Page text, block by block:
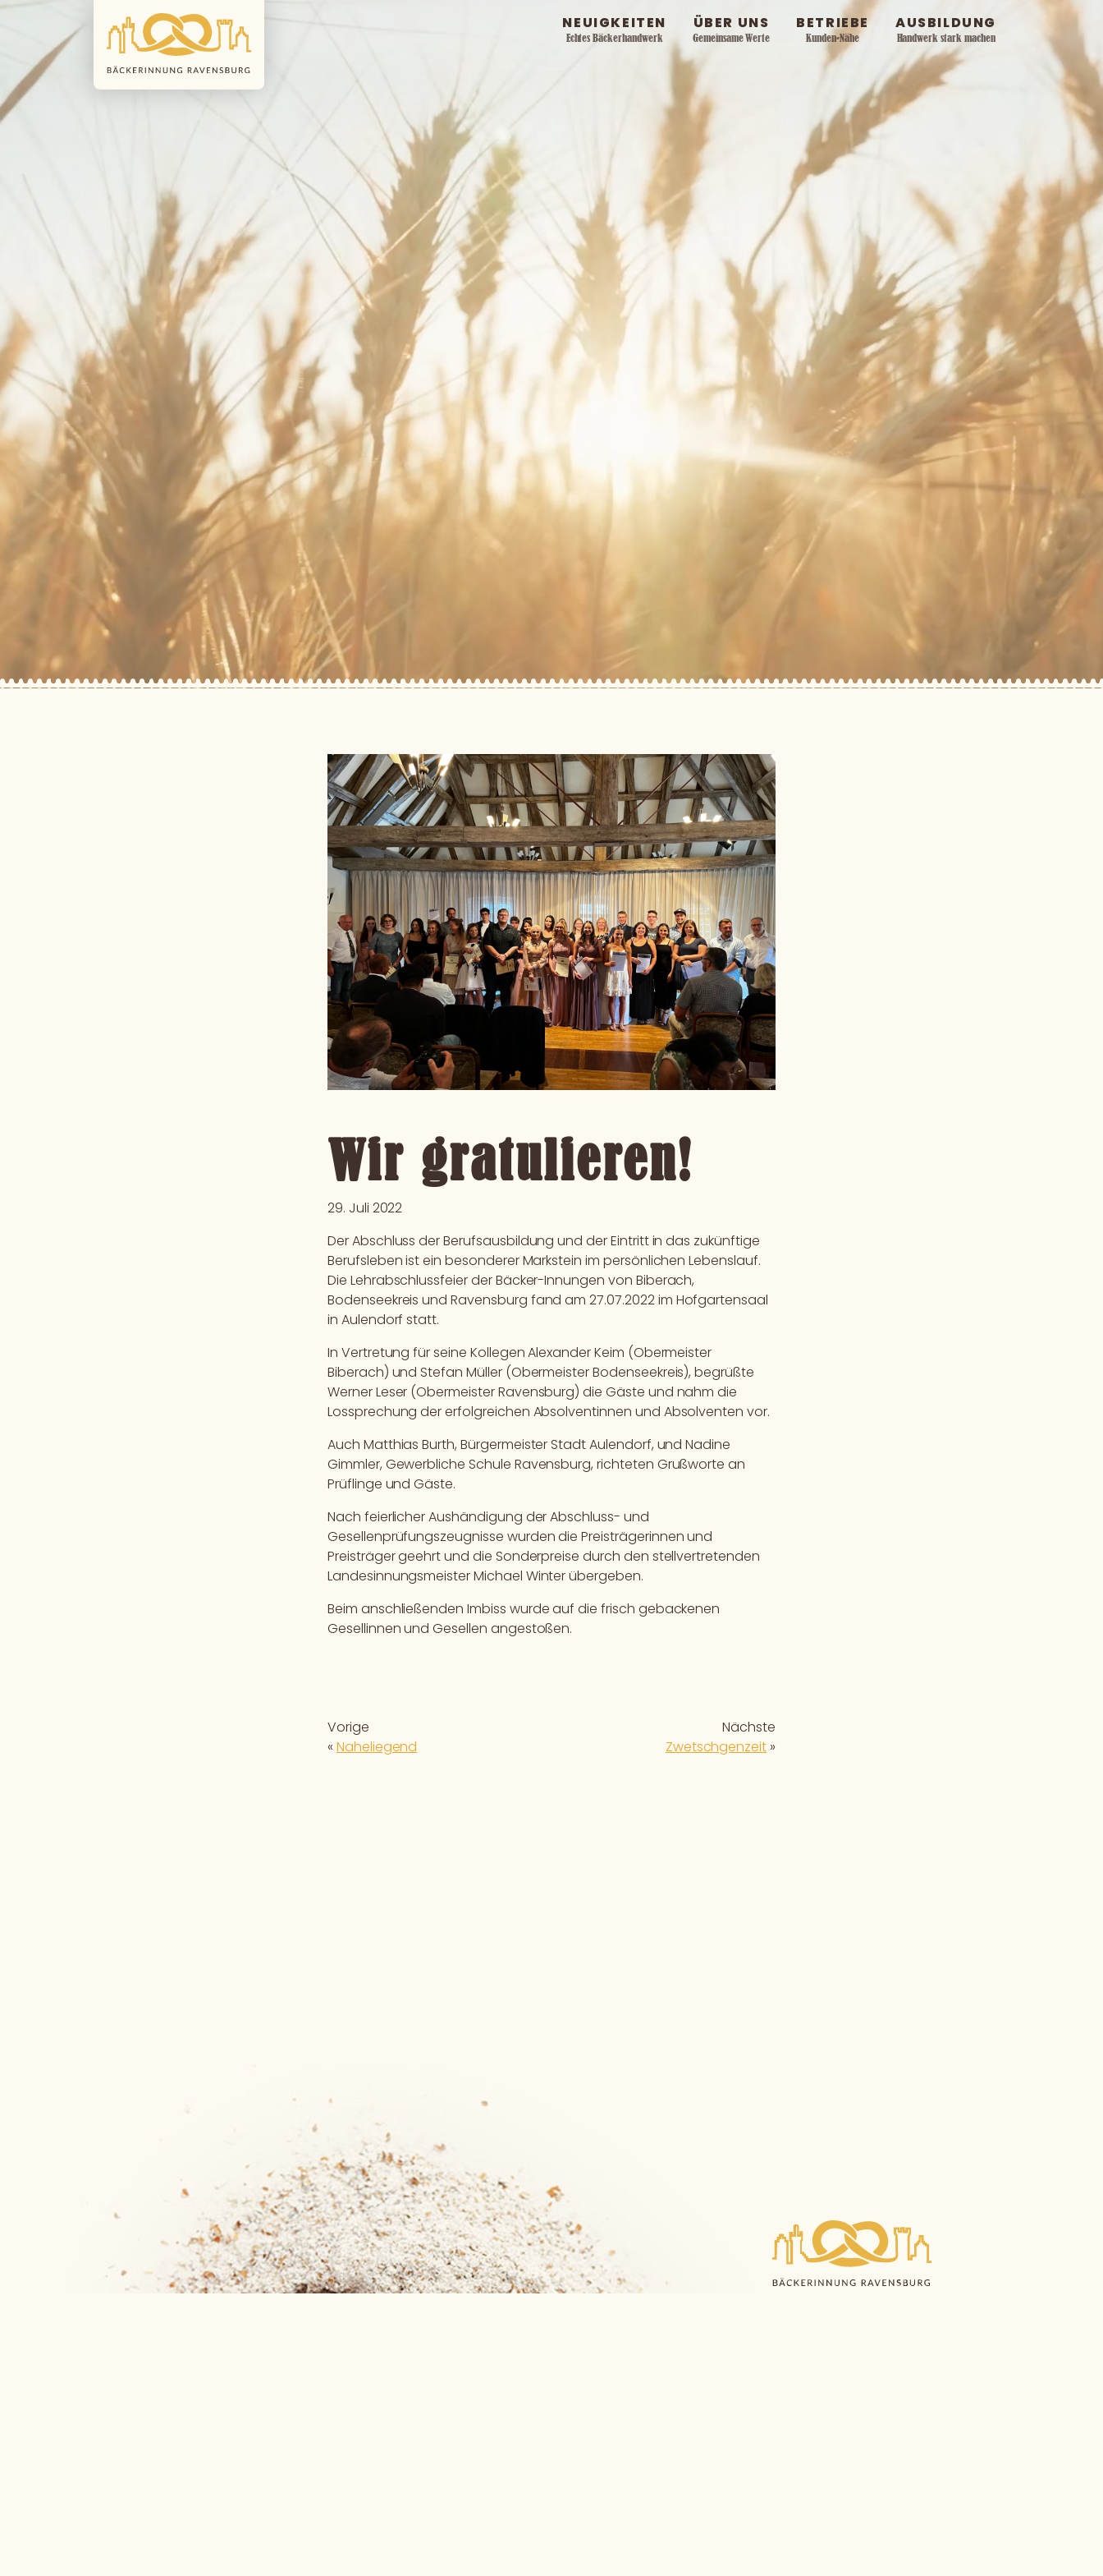
NEUIGKEITEN
Echtes Bäckerhandwerk
ÜBER UNS
Gemeinsame Werte
BETRIEBE
Kunden-Nähe
AUSBILDUNG
Handwerk stark machen
Wir gratulieren!
29. Juli 2022
Der Abschluss der Berufsausbildung und der Eintritt in das zukünftige
Berufsleben ist ein besonderer Markstein im persönlichen Lebenslauf.
Die Lehrabschlussfeier der Bäcker-Innungen von Biberach,
Bodenseekreis und Ravensburg fand am 27.07.2022 im Hofgartensaal
in Aulendorf statt.
In Vertretung für seine Kollegen Alexander Keim (Obermeister
Biberach) und Stefan Müller (Obermeister Bodenseekreis), begrüßte
Werner Leser (Obermeister Ravensburg) die Gäste und nahm die
Lossprechung der erfolgreichen Absolventinnen und Absolventen vor.
Auch Matthias Burth, Bürgermeister Stadt Aulendorf, und Nadine
Gimmler, Gewerbliche Schule Ravensburg, richteten Grußworte an
Prüflinge und Gäste.
Nach feierlicher Aushändigung der Abschluss- und
Gesellenprüfungszeugnisse wurden die Preisträgerinnen und
Preisträger geehrt und die Sonderpreise durch den stellvertretenden
Landesinnungsmeister Michael Winter übergeben.
Beim anschließenden Imbiss wurde auf die frisch gebackenen
Gesellinnen und Gesellen angestoßen.
Vorige
« Naheliegend
Nächste
Zwetschgenzeit »